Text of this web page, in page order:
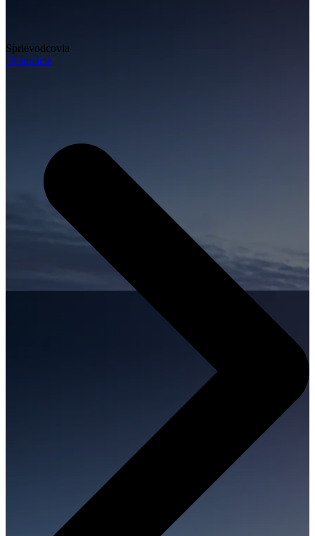
Sprievodcovia
Destinácie